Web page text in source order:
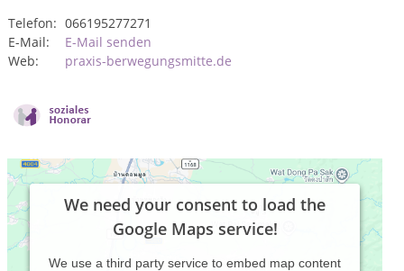
Telefon: 066195277271
E-Mail:
E-Mail senden
Web:
praxis-berwegungsmitte.de
We need your consent to load the
Google Maps service!
We use a third party service to embed map content